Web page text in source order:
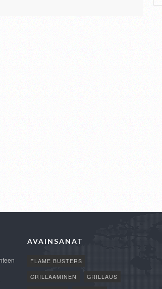
AVAINSANAT
FLAME BUSTERS
GRILLAAMINEN GRILLAUS